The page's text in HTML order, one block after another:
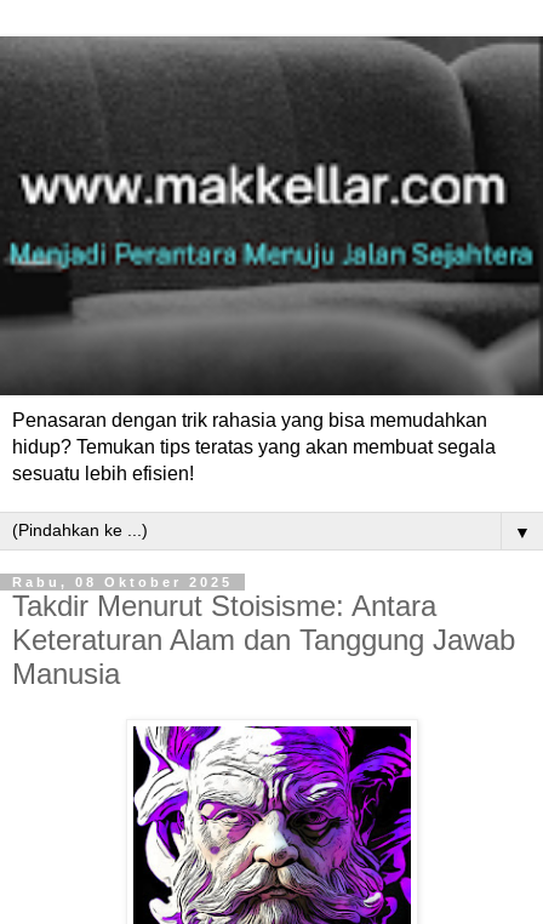
Penasaran dengan trik rahasia yang bisa memudahkan
hidup? Temukan tips teratas yang akan membuat segala
sesuatu lebih efisien!
▼
Rabu, 08 Oktober 2025
Takdir Menurut Stoisisme: Antara
Keteraturan Alam dan Tanggung Jawab
Manusia